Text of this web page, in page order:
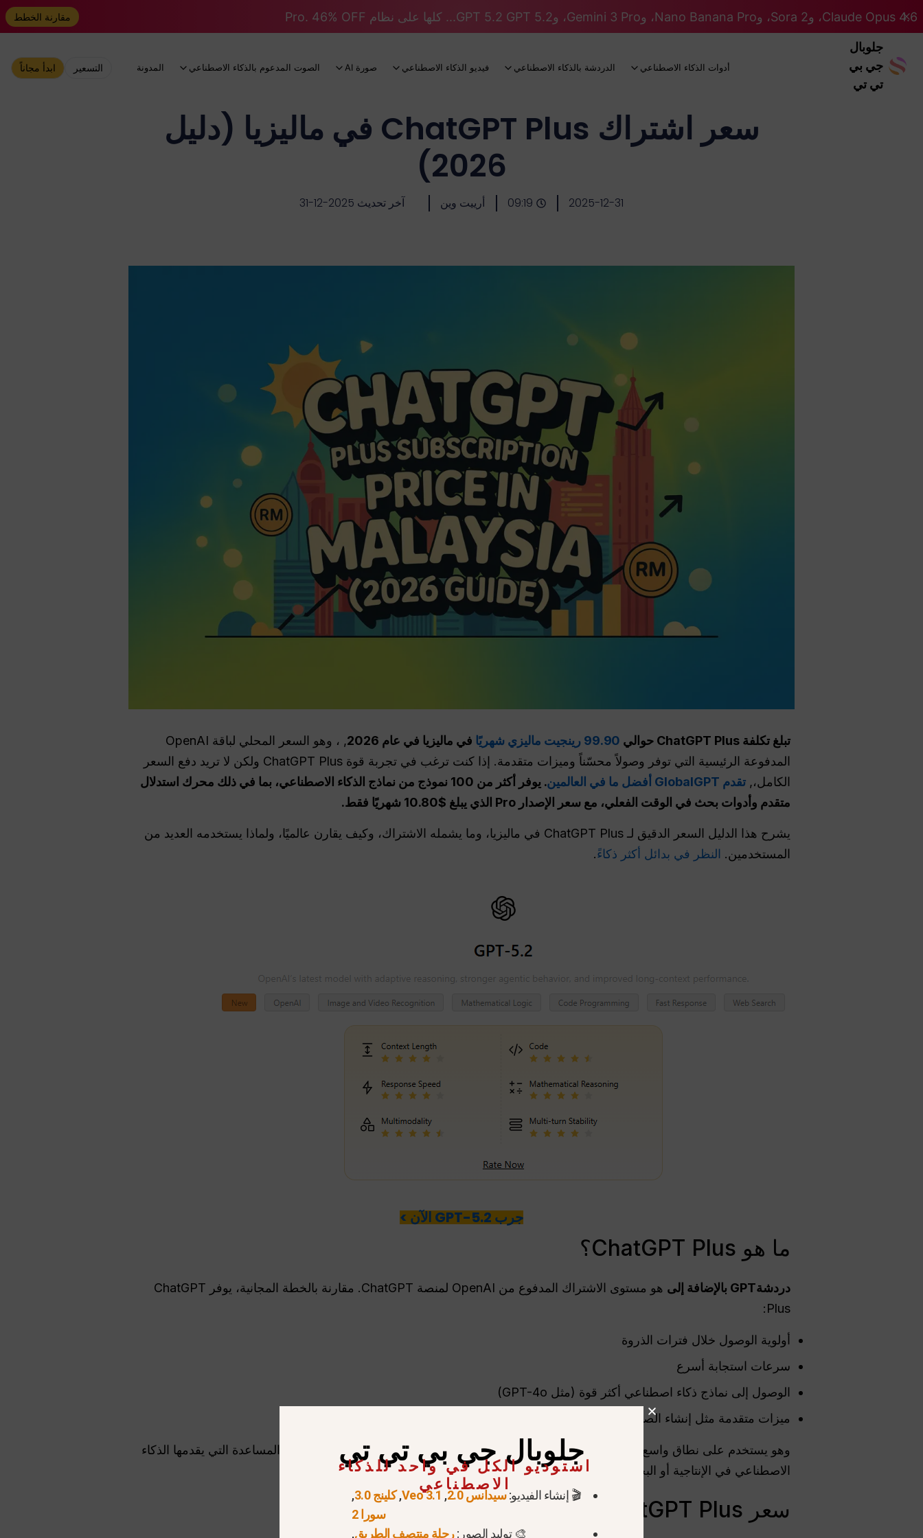
Claude Opus 4.6، وSora 2، وNano Banana Pro، وGemini 3 Pro، وGPT 5.2 GPT 5.2... كلها على نظام Pro. 46% OFF مقارنة الخطط
جلوبال
جي بي
تي تي
أدوات الذكاء الاصطناعي الدردشة بالذكاء الاصطناعي فيديو الذكاء الاصطناعي صورة AI الصوت المدعوم بالذكاء الاصطناعي المدونة التسعير ابدأ مجاناً
سعر اشتراك ChatGPT Plus في ماليزيا (دليل
2026)
2025-12-31
09:19 أرييت وين آخر تحديث 2025-12-31
تبلغ تكلفة ChatGPT Plus حوالي 99.90 رينجيت ماليزي شهريًا في ماليزيا في عام 2026
, ، وهو السعر المحلي لباقة OpenAI
المدفوعة الرئيسية التي توفر وصولاً محسّناً وميزات متقدمة. إذا كنت ترغب في تجربة قوة ChatGPT Plus ولكن لا تريد دفع السعر
الكامل،, تقدم GlobalGPT أفضل ما في العالمين
. يوفر أكثر من 100 نموذج من نماذج الذكاء الاصطناعي، بما في ذلك محرك استدلال
متقدم وأدوات بحث في الوقت الفعلي، مع سعر الإصدار Pro الذي يبلغ $10.80 شهريًا فقط.
يشرح هذا الدليل السعر الدقيق لـ ChatGPT Plus في ماليزيا، وما يشمله الاشتراك، وكيف يقارن عالميًا، ولماذا يستخدمه العديد من
المستخدمين. النظر في بدائل أكثر ذكاءً.
جرب GPT-5.2 الآن >
ما هو ChatGPT Plus؟
دردشةGPT بالإضافة إلى
هو مستوى الاشتراك المدفوع من OpenAI لمنصة ChatGPT. مقارنة بالخطة المجانية، يوفر ChatGPT
Plus:
أولوية الوصول خلال فترات الذروة
سرعات استجابة أسرع
الوصول إلى نماذج ذكاء اصطناعي أكثر قوة (مثل GPT-4o)
ميزات متقدمة مثل إنشاء الصور وتحميل الملفات وأدوات الاستدلال
وهو يستخدم على نطاق واسع من قبل المبدعين والمهنيين والطلاب والمطورين وأي شخص يعتمد على المساعدة التي يقدمها الذكاء
الاصطناعي في الإنتاجية أو البحث أو الكتابة أو سير العمل الإبداعي.
سعر ChatGPT Plus في ماليزيا (MYR)
جلوبال جي بي تي تي
استوديو الكل في واحد للذكاء
الاصطناعي
🎬 إنشاء الفيديو:سيدانس 2.0 ,
Veo 3.1
,كلينج 3.0
,
سورا 2
🎨 توليد الصور:رحلة منتصف الطريق,